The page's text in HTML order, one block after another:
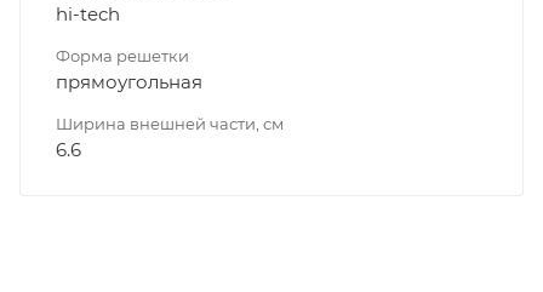
hi-tech
Форма решетки
прямоугольная
Ширина внешней части, см
6.6